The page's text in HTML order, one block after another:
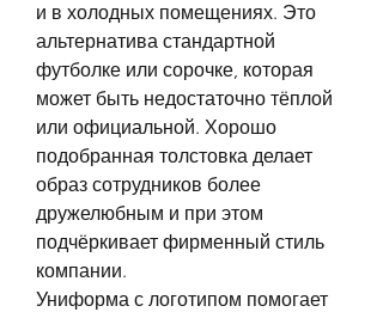
и в холодных помещениях. Это
альтернатива стандартной
футболке или сорочке, которая
может быть недостаточно тёплой
или официальной. Хорошо
подобранная толстовка делает
образ сотрудников более
дружелюбным и при этом
подчёркивает фирменный стиль
компании.
Униформа с логотипом помогает